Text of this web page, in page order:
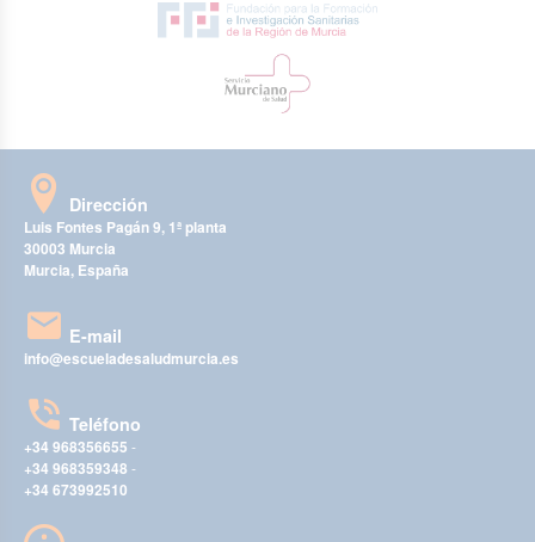
Dirección
Luis Fontes Pagán 9, 1ª planta
30003 Murcia
Murcia, España
E-mail
info@escueladesaludmurcia.es
Teléfono
+34 968356655 -
+34 968359348 -
+34 673992510